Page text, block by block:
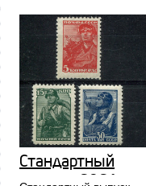
Стандартный
выпуск. 606А -